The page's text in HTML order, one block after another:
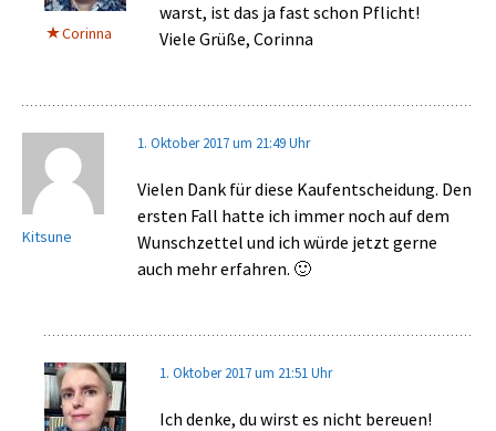
Corinna
warst, ist das ja fast schon Pflicht!
Viele Grüße, Corinna
Kitsune
1. Oktober 2017 um 21:49 Uhr
Vielen Dank für diese Kaufentscheidung. Den
ersten Fall hatte ich immer noch auf dem
Wunschzettel und ich würde jetzt gerne
auch mehr erfahren. 🙂
1. Oktober 2017 um 21:51 Uhr
Ich denke, du wirst es nicht bereuen!